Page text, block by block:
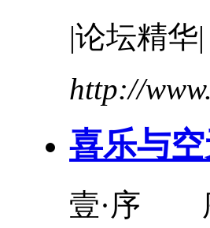
|论坛精华|
http://
喜乐与空
壹·